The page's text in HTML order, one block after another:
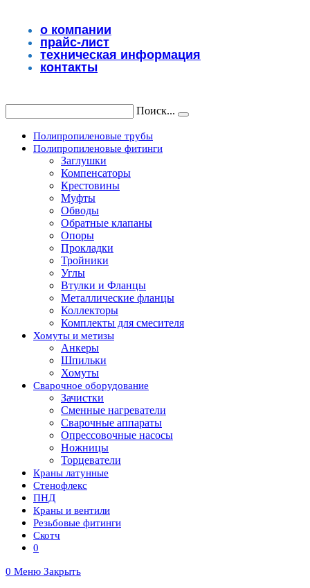
содержимомуо компании
прайс-лист
техническая информация
контакты
Поиск...
Полипропиленовые трубы
Полипропиленовые фитинги
Заглушки
Компенсаторы
Крестовины
Муфты
Обводы
Обратные клапаны
Опоры
Прокладки
Тройники
Углы
Втулки и Фланцы
Металлические фланцы
Коллекторы
Комплекты для смесителя
Хомуты и метизы
Анкеры
Шпильки
Хомуты
Сварочное оборудование
Зачистки
Сменные нагреватели
Сварочные аппараты
Опрессовочные насосы
Ножницы
Торцеватели
Краны латунные
Стенофлекс
ПНД
Краны и вентили
Резьбовые фитинги
Скотч
0
0 Меню Закрыть